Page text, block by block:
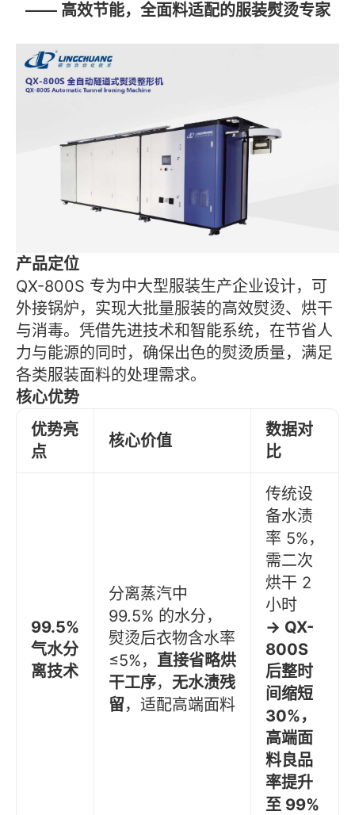
—— 高效节能，全面料适配的服装熨烫专家
产品定位
QX-800S 专为中大型服装生产企业设计，可
外接锅炉，实现大批量服装的高效熨烫、烘干
与消毒。凭借先进技术和智能系统，在节省人
力与能源的同时，确保出色的熨烫质量，满足
各类服装面料的处理需求。
核心优势
优势亮
点
核心价值
数据对
比
99.5%
气水分
离技术
分离蒸汽中
99.5% 的水分，
熨烫后衣物含水率
≤5%， 直接省略烘
干工序， 无水渍残
留，适配高端面料
传统设
备水渍
率 5%，
需二次
烘干 2
小时
→ QX-
800S
后整时
间缩短
30%，
高端面
料良品
率提升
至 99%